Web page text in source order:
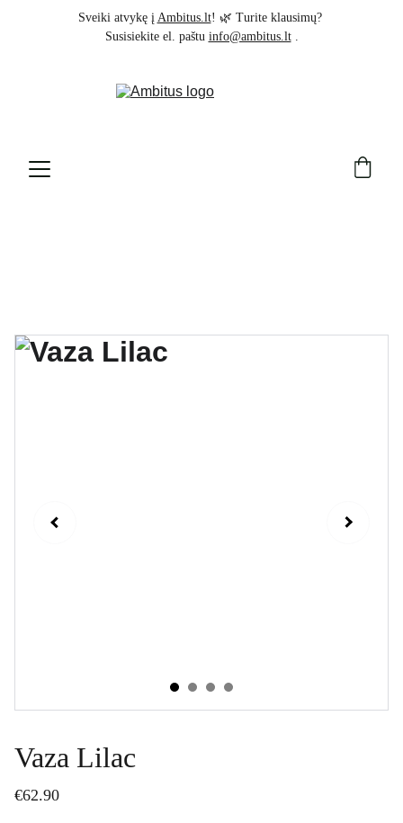
Sveiki atvykę į Ambitus.lt! 🌿 Turite klausimų?
Susisiekite el. paštu info@ambitus.lt .
Vaza Lilac
€62.90